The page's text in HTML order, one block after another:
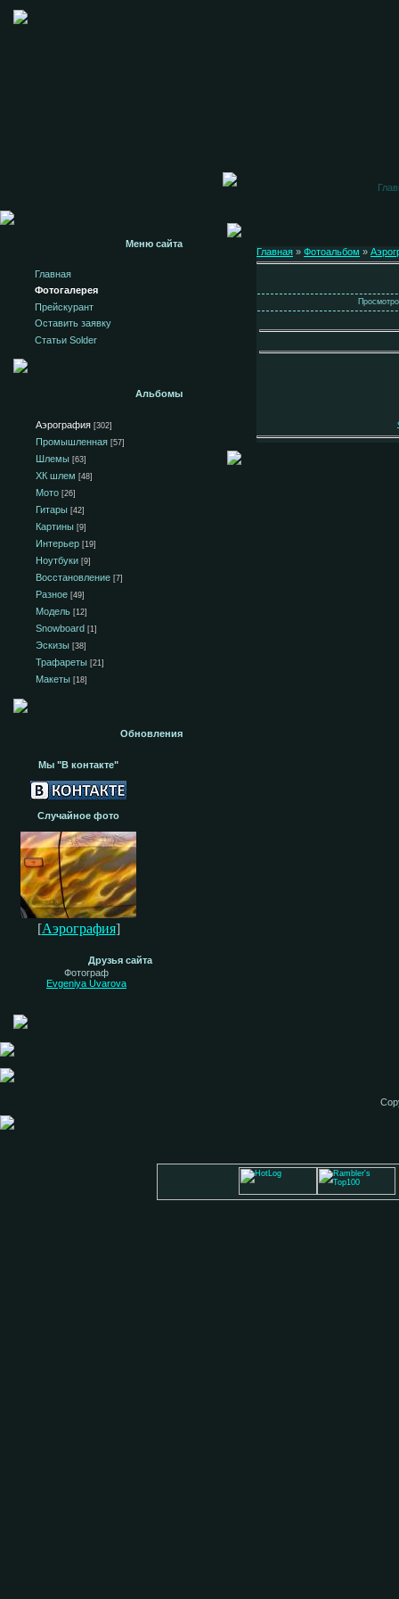
Меню сайта
Главная
Фотогалерея
Прейскурант
Оставить заявку
Статьи Solder
Альбомы
Аэрография [302]
Промышленная [57]
Шлемы [63]
ХК шлем [48]
Мото [26]
Гитары [42]
Картины [9]
Интерьер [19]
Ноутбуки [9]
Восстановление [7]
Разное [49]
Модель [12]
Snowboard [1]
Эскизы [38]
Трафареты [21]
Макеты [18]
Обновления
Мы "В контакте"
Случайное фото
[Аэрография]
Друзья сайта
Фотограф
Evgeniya Uvarova
Главная » Фотоальбом »